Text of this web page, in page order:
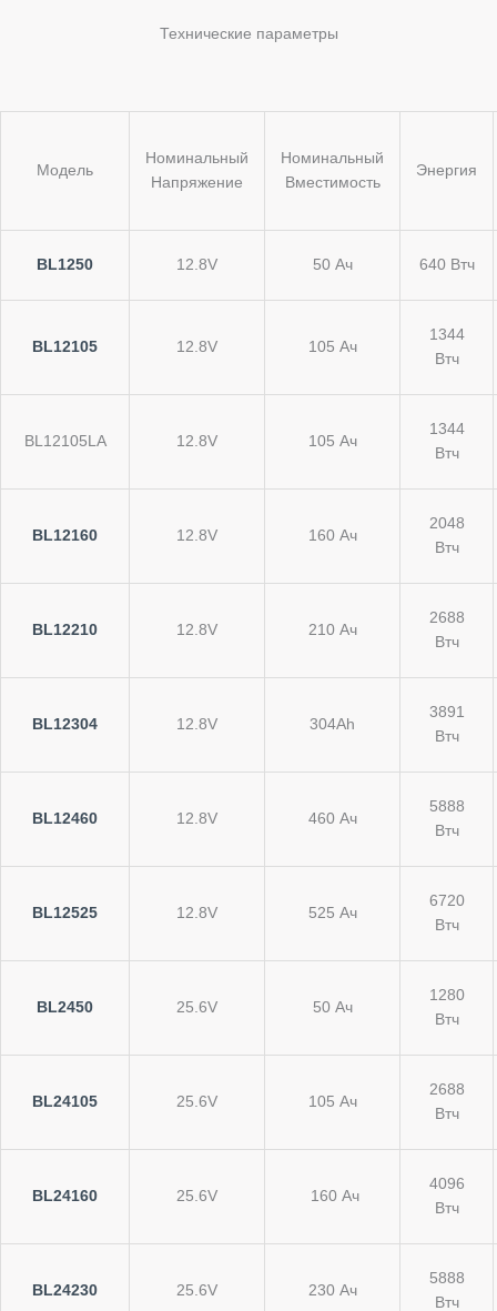
Технические параметры
Модель
Номинальный
Напряжение
Номинальный
Вместимость
Энергия
BL1250 12.8V 50 Ач 640 Втч
BL12105 12.8V 105 Ач
1344
Втч
BL12105LA 12.8V 105 Ач
1344
Втч
BL12160 12.8V 160 Ач
2048
Втч
BL12210 12.8V 210 Ач
2688
Втч
BL12304 12.8V 304Ah
3891
Втч
BL12460 12.8V 460 Ач
5888
Втч
BL12525 12.8V 525 Ач
6720
Втч
BL2450 25.6V 50 Ач
1280
Втч
BL24105 25.6V 105 Ач
2688
Втч
BL24160 25.6V 160 Ач
4096
Втч
BL24230 25.6V 230 Ач
5888
Втч